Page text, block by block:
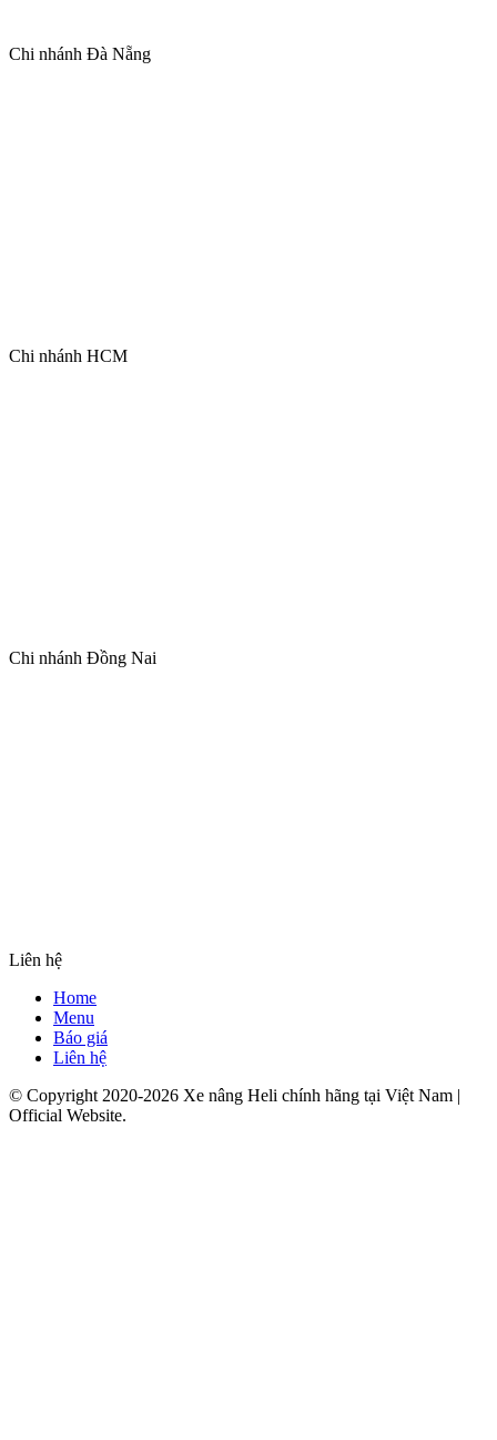
Chi nhánh Đà Nẵng
Chi nhánh HCM
Chi nhánh Đồng Nai
Liên hệ
Home
Menu
Báo giá
Liên hệ
© Copyright 2020-2026 Xe nâng Heli chính hãng tại Việt Nam |
Official Website.